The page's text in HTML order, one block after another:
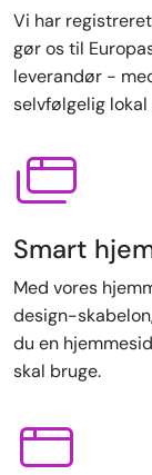
Vi har
gør os til
leverandør -
selvfølgelig
Smart
Med vores
design-
du en
skal bruge.